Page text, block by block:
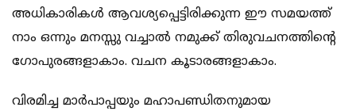
അധികാരികള്‍ ആവശ്യപ്പെട്ടിരിക്കുന്ന ഈ സമയത്ത്
നാം ഒന്നും മനസ്സു വച്ചാല്‍ നമുക്ക് തിരുവചനത്തിന്റെ
ഗോപുരങ്ങളാകാം. വചന കൂടാരങ്ങളാകാം.
വിരമിച്ച മാര്‍പാപ്പയും മഹാപണ്ഡിതനുമായ